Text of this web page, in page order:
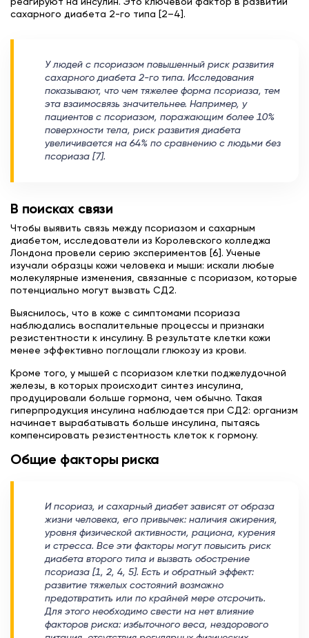
реагируют на инсулин. Это ключевой фактор в развитии
сахарного диабета 2-го типа [2–4].
У людей с псориазом повышенный риск развития
сахарного диабета 2-го типа. Исследования
показывают, что чем тяжелее форма псориаза, тем
эта взаимосвязь значительнее. Например, у
пациентов с псориазом, поражающим более 10%
поверхности тела, риск развития диабета
увеличивается на 64% по сравнению с людьми без
псориаза [7].
В поисках связи
Чтобы выявить связь между псориазом и сахарным
диабетом, исследователи из Королевского колледжа
Лондона провели серию экспериментов [6]. Ученые
изучали образцы кожи человека и мыши: искали любые
молекулярные изменения, связанные с псориазом, которые
потенциально могут вызвать СД2.
Выяснилось, что в коже с симптомами псориаза
наблюдались воспалительные процессы и признаки
резистентности к инсулину. В результате клетки кожи
менее эффективно поглощали глюкозу из крови.
Кроме того, у мышей с псориазом клетки поджелудочной
железы, в которых происходит синтез инсулина,
продуцировали больше гормона, чем обычно. Такая
гиперпродукция инсулина наблюдается при СД2: организм
начинает вырабатывать больше инсулина, пытаясь
компенсировать резистентность клеток к гормону.
Общие факторы риска
И псориаз, и сахарный диабет зависят от образа
жизни человека, его привычек: наличия ожирения,
уровня физической активности, рациона, курения
и стресса. Все эти факторы могут повысить риск
диабета второго типа и вызвать обострение
псориаза [1, 2, 4, 5]. Есть и обратный эффект:
развитие тяжелых состояний возможно
предотвратить или по крайней мере отсрочить.
Для этого необходимо свести на нет влияние
факторов риска: избыточного веса, нездорового